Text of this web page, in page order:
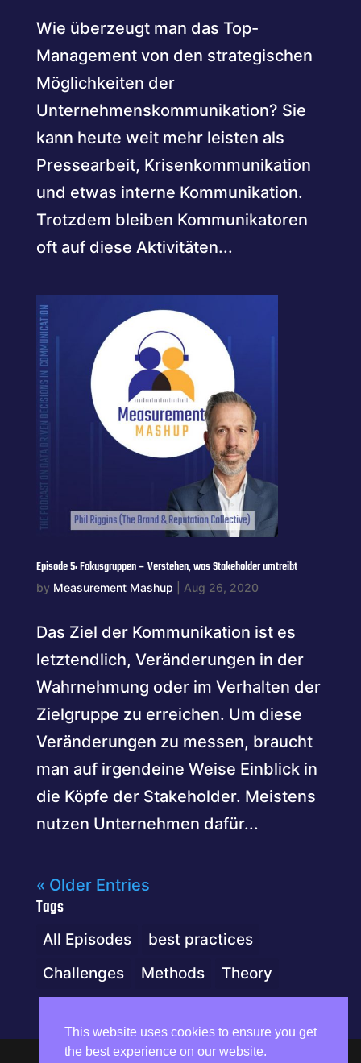
Wie überzeugt man das Top-
Management von den strategischen
Möglichkeiten der
Unternehmenskommunikation? Sie
kann heute weit mehr leisten als
Pressearbeit, Krisenkommunikation
und etwas interne Kommunikation.
Trotzdem bleiben Kommunikatoren
oft auf diese Aktivitäten...
Episode 5: Fokusgruppen – Verstehen, was Stakeholder umtreibt
by Measurement Mashup Aug 26, 2020
Das Ziel der Kommunikation ist es
letztendlich, Veränderungen in der
Wahrnehmung oder im Verhalten der
Zielgruppe zu erreichen. Um diese
Veränderungen zu messen, braucht
man auf irgendeine Weise Einblick in
die Köpfe der Stakeholder. Meistens
nutzen Unternehmen dafür...
« Older Entries
Tags
All Episodes
best practices
Challenges
Methods Theory
This website uses cookies to ensure you get
the best experience on our website.